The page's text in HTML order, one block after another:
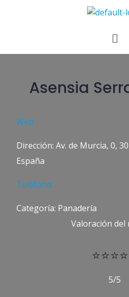
Asensia
Web
Dirección: Av. de Murcia, 0,
España
Teléfono
Categoría: Panadería
Valoración del
⭐
5/5